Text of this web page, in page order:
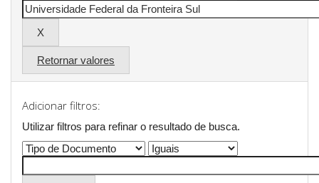
Retornar valores
Adicionar filtros:
Utilizar filtros para refinar o resultado de busca.